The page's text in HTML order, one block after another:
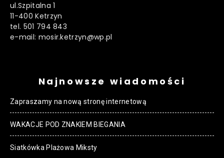
ul.Szpitalna 1
11-400 Ketrzyn
tel. 501 794 843
e-mail: mosir.ketrzyn@wp.pl
Najnowsze wiadomości
Zapraszamy na nową stronę internetową
WAKACJE POD ZNAKIEM BIEGANIA
Siatkówka Plażowa Miksty